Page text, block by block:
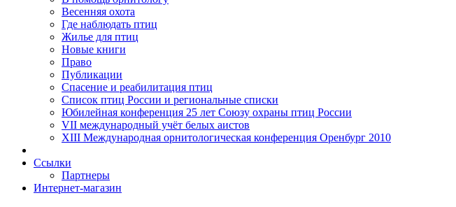
Весенняя охота
Где наблюдать птиц
Жилье для птиц
Новые книги
Право
Публикации
Спасение и реабилитация птиц
Список птиц России и региональные списки
Юбилейная конференция 25 лет Союзу охраны птиц России
VII международный учёт белых аистов
XIII Международная орнитологическая конференция Оренбург 2010
Ссылки
Партнеры
Интернет-магазин